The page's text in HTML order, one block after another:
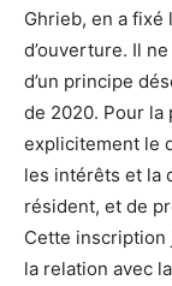
Ghrieb, en a
d’ouverture. Il
d’un principe
de 2020. Pour
explicitement le
les intérêts et la
résident, et de
Cette inscription
la relation avec